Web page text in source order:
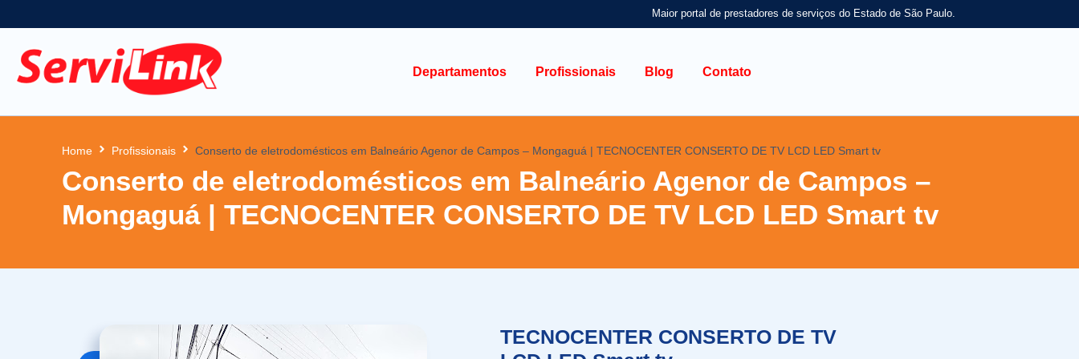
Maior portal de prestadores de serviços do Estado de São Paulo.
Departamentos Profissionais Blog Contato
Home Profissionais Conserto de eletrodomésticos em Balneário Agenor de Campos – Mongaguá | TECNOCENTER CONSERTO DE TV LCD LED Smart tv
Conserto de eletrodomésticos em Balneário Agenor de Campos –
Mongaguá | TECNOCENTER CONSERTO DE TV LCD LED Smart tv
TECNOCENTER CONSERTO DE TV